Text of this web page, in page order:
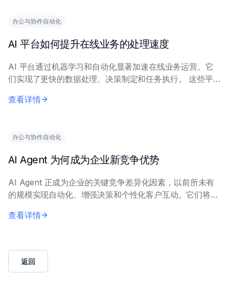
办公与协作自动化
AI 平台如何提升在线业务的处理速度
AI 平台通过机器学习和自动化显著加速在线业务运营。它
们实现了更快的数据处理、决策制定和任务执行。 这些平
入或客户查询分类）、实时分析海量数据集以...
查看详情
办公与协作自动化
AI Agent 为何成为企业新竞争优势
AI Agent 正成为企业的关键竞争差异化因素，以前所未有
的规模实现自动化、增强决策和个性化客户互动。它们将运
用预定义规则、机器学习和多样化数据...
查看详情
返回